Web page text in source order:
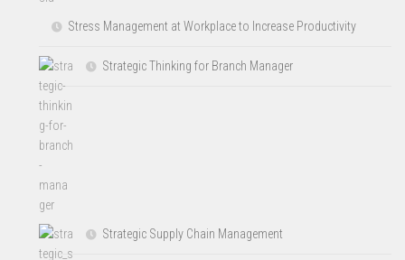
Stress Management at Workplace to Increase Productivity
Strategic Thinking for Branch Manager
Strategic Supply Chain Management